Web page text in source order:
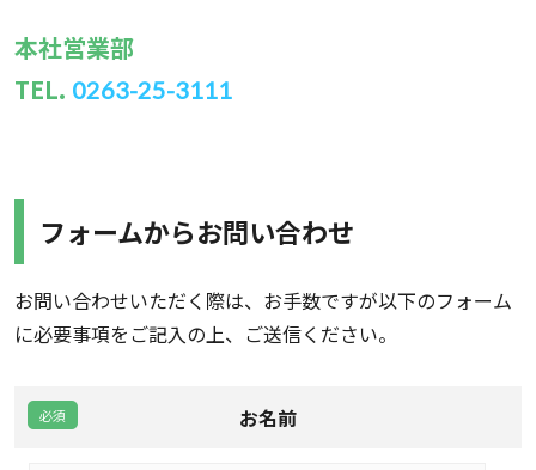
本社営業部
TEL. 0263-25-3111
フォームからお問い合わせ
お問い合わせいただく際は、お手数ですが以下のフォーム
に必要事項をご記入の上、ご送信ください。
お名前